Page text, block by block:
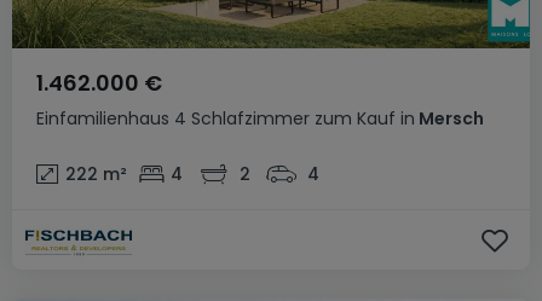
Einfamilienhaus 4 Schlafzimmer zum Kauf in Mersch
1.462.000 €
222 m² 4 2 4